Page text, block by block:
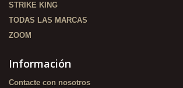
STRIKE KING
TODAS LAS MARCAS
ZOOM
Información
Contacte con nosotros